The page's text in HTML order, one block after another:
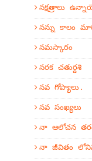
నక్షత్రాలు
నన్ను కాలం
నమస్కారం
నరక చతుర్దశి
నవ గోప్యాలు.
నవ సంఖ్యలు
నా ఆలోచన
నా జీవితం లోనివి